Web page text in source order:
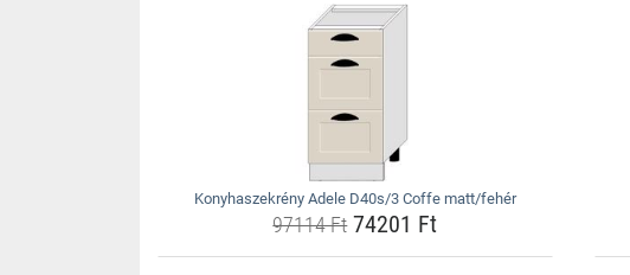
Konyhaszekrény Adele D40s/3 Coffe matt/fehér
97114 Ft74201 Ft